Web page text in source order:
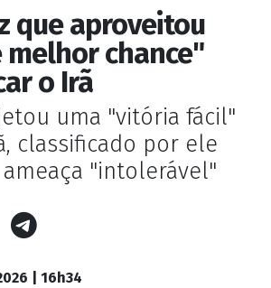
que aproveitou
chance"
o Irã
uma "vitória fácil"
classificado por ele
"intolerável"
| 16h34